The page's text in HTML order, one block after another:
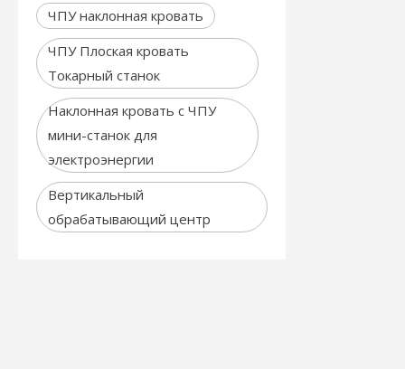
ЧПУ наклонная кровать
ЧПУ Плоская кровать
Токарный станок
Наклонная кровать с ЧПУ
мини-станок для
электроэнергии
Вертикальный
обрабатывающий центр